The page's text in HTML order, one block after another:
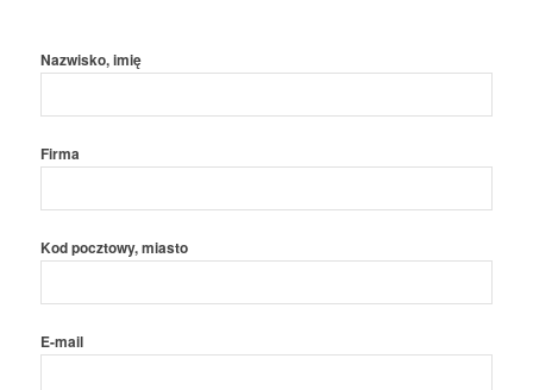
Nazwisko, imię
Firma
Kod pocztowy, miasto
E-mail